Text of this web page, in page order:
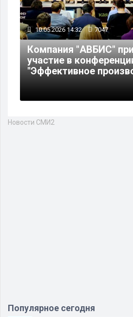
10.05.2026 14:32 7047
Компания "АВБИС"
участие в
"Эффективное
Новости СМИ2
Популярное сегодня